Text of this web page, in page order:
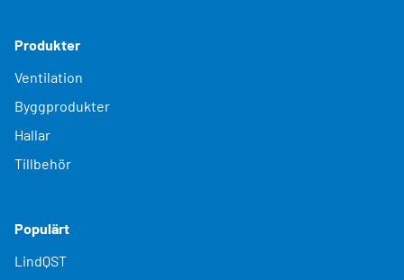
Produkter
Ventilation
Byggprodukter
Hallar
Tillbehör
Populärt
LindQST